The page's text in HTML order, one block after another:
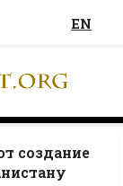
EN
создание